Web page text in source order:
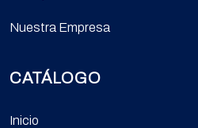
Nuestra Empresa
CATÁLOGO
Inicio